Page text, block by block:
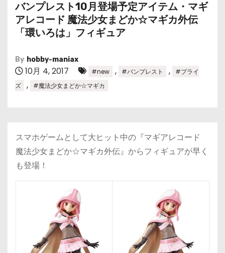
バンプレスト10月登場予定アイテム・マギ
アレコード 魔法少女まどか☆マギカ外伝
「環いろは」フィギュア
By hobby-maniax
10月 4, 2017 #new , #バンプレスト ,
#プライ
ズ
, #魔法少女まどか☆マギカ
スマホゲームとして大ヒット中の『マギアレコード
魔法少女まどか☆マギカ外伝』からフィギュアが早く
も登場！